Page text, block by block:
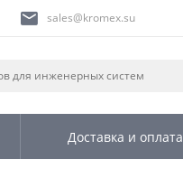
sales@kromex.su
Доставка и оплата